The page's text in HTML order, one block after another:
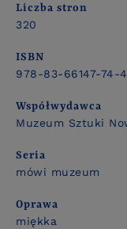
Liczba stron
320
ISBN
978-83-66147-74-4
Współwydawca
Muzeum Sztuki
Seria
mówi muzeum
Oprawa
miękka